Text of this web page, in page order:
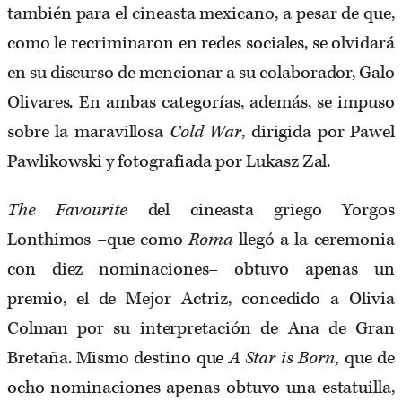
también para el cineasta mexicano, a pesar de que,
como le recriminaron en redes sociales, se olvidará
en su discurso de mencionar a su colaborador, Galo
Olivares. En ambas categorías, además, se impuso
sobre la maravillosa Cold War, dirigida por Pawel
Pawlikowski y fotografiada por Lukasz Zal.
The Favourite del cineasta griego Yorgos
Lonthimos –que comoRomallegó a la ceremonia
con diez nominaciones– obtuvo apenas un
premio, el de Mejor Actriz, concedido a Olivia
Colman por su interpretación de Ana de Gran
Bretaña. Mismo destino queA Star is Born, que de
ocho nominaciones apenas obtuvo una estatuilla,